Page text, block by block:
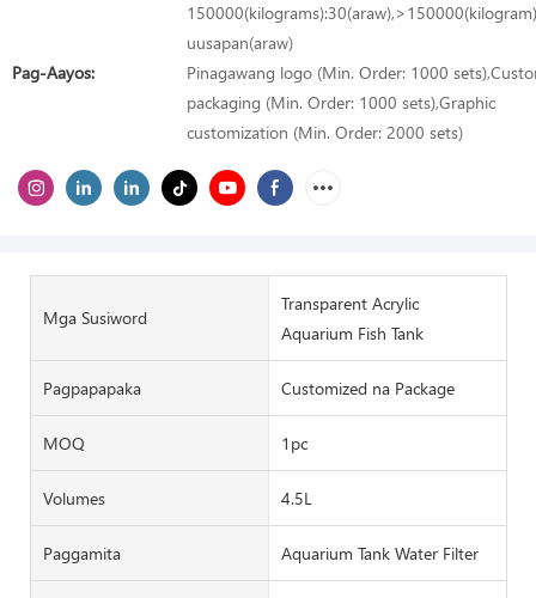
uusapan(araw)
Pag-Aayos:
Pinagawang logo (Min. Order: 1000
packaging (Min. Order: 1000 sets),Graphic
customization (Min. Order: 2000 sets)
Mga Susiword
Transparent Acrylic
Aquarium Fish Tank
Pagpapapaka Customized na Package
MOQ 1pc
Volumes 4.5L
Paggamita Aquarium Tank Water Filter